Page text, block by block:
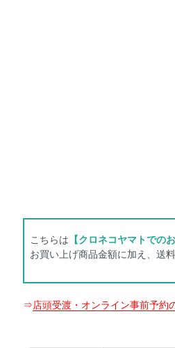
こちらは 【クロネコヤマトでの
お買い上げ商品金額に加え、送
⇒店頭受渡・オンライン事前予約